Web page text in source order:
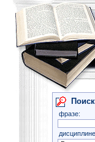
фразе: